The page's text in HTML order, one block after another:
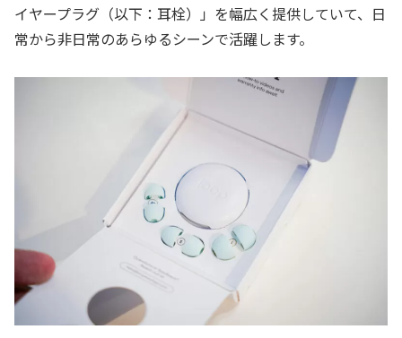
イヤープラグ（以下：耳栓）」を幅広く提供していて、日
常から非日常のあらゆるシーンで活躍します。